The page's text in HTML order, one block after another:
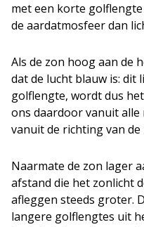
met een korte
de aardatmosfeer dan
Als de zon hoog aan de
dat de lucht blauw is: dit
golflengte, wordt dus
ons daardoor vanuit
vanuit de richting van de
Naarmate de zon lager
afstand die het zonlicht
afleggen steeds groter.
langere golflengtes uit